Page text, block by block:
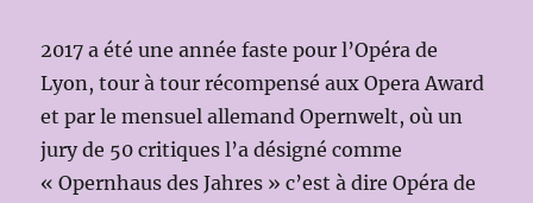
2017 a été une année faste pour l’Opéra de
Lyon, tour à tour récompensé aux Opera Award
et par le mensuel allemand Opernwelt, où un
jury de 50 critiques l’a désigné comme
« Opernhaus des Jahres » c’est à dire Opéra de